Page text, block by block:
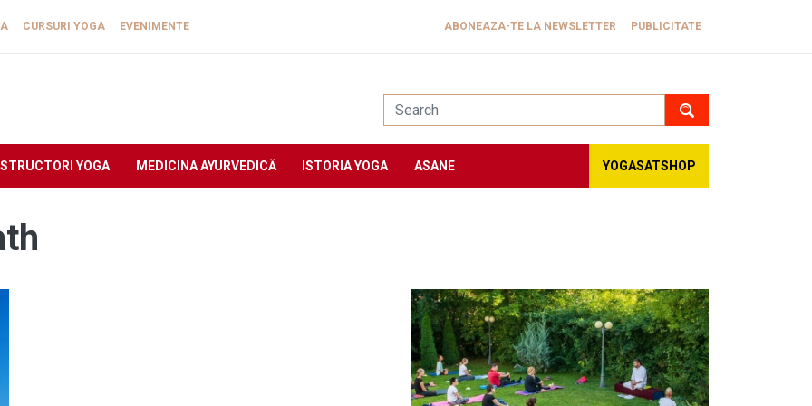
CURSURI YOGA EVENIMENTE ABONEAZA-TE LA NEWSLETTER PUBLICITATE
YOGA MEDICINA AYURVEDICĂ ISTORIA YOGA ASANE YOGASATSHOP
Image